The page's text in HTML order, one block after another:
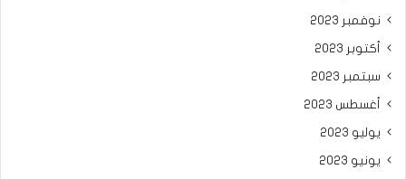
نوفمبر 2023
أكتوبر 2023
سبتمبر 2023
أغسطس 2023
يوليو 2023
يونيو 2023